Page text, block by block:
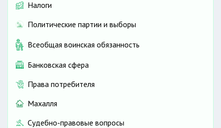
Налоги
Политические партии и выборы
Всеобщая воинская обязанность
Банковская сфера
Права потребителя
Махалля
Судебно-правовые вопросы